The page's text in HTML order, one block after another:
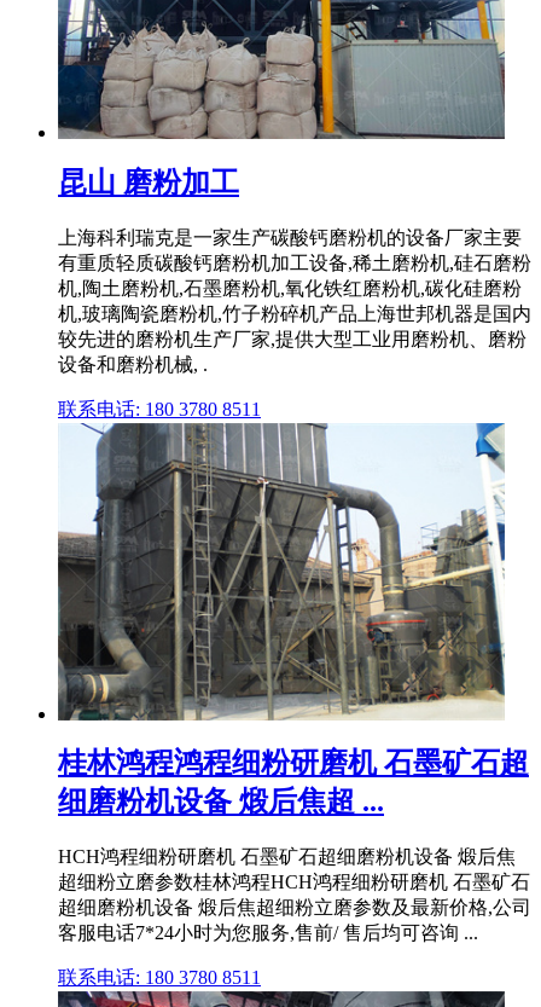
昆山 磨粉加工
上海科利瑞克是一家生产碳酸钙磨粉机的设备厂家主要
有重质轻质碳酸钙磨粉机加工设备,稀土磨粉机,硅石磨粉
机,陶土磨粉机,石墨磨粉机,氧化铁红磨粉机,碳化硅磨粉
机,玻璃陶瓷磨粉机,竹子粉碎机产品上海世邦机器是国内
较先进的磨粉机生产厂家,提供大型工业用磨粉机、磨粉
设备和磨粉机械, .
联系电话: 180 3780 8511
桂林鸿程鸿程细粉研磨机 石墨矿石超
细磨粉机设备 煅后焦超 ...
HCH鸿程细粉研磨机 石墨矿石超细磨粉机设备 煅后焦
超细粉立磨参数桂林鸿程HCH鸿程细粉研磨机 石墨矿石
超细磨粉机设备 煅后焦超细粉立磨参数及最新价格,公司
客服电话7*24小时为您服务,售前/ 售后均可咨询 ...
联系电话: 180 3780 8511